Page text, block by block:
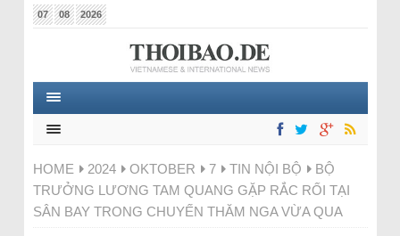
07 08 2026
HOME 2024 OKTOBER 7 TIN NỘI BỘ
BỘ
TRƯỞNG LƯƠNG TAM QUANG GẶP RẮC RỐI TẠI
SÂN BAY TRONG CHUYẾN THĂM NGA VỪA QUA